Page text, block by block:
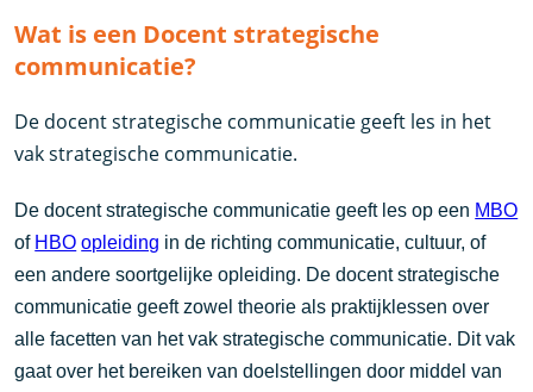
Wat is een Docent strategische
communicatie?
De docent strategische communicatie geeft les in het
vak strategische communicatie.
De docent strategische communicatie geeft les op een MBO
of HBO opleiding in de richting communicatie, cultuur, of
een andere soortgelijke opleiding. De docent strategische
communicatie geeft zowel theorie als praktijklessen over
alle facetten van het vak strategische communicatie. Dit vak
gaat over het bereiken van doelstellingen door middel van